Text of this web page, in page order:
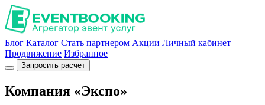
Блог Каталог Стать партнером Акции Личный кабинет
Продвижение Избранное
Запросить расчет
Компания «Экспо»